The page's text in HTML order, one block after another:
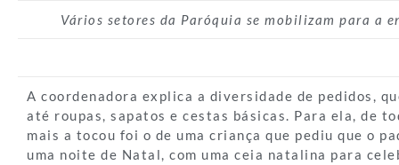
Vários setores da Paróquia se mobilizam para a
A coordenadora explica a diversidade de pedidos,
até roupas, sapatos e cestas básicas. Para ela, de
mais a tocou foi o de uma criança que pediu que o
uma noite de Natal, com uma ceia natalina para